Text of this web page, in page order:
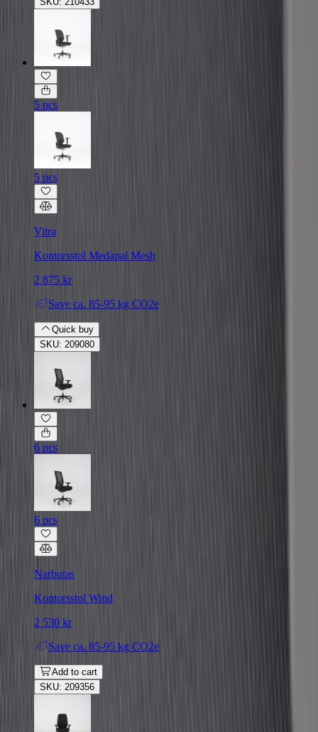
5 pcs
5 pcs
Vitra
Kontorsstol Medapal Mesh
2 875 kr
Save ca. 85-95 kg CO2e
Quick buy
SKU: 209080
6 pcs
6 pcs
Narbutas
Kontorsstol Wind
2 530 kr
Save ca. 85-95 kg CO2e
Add to cart
SKU: 209356